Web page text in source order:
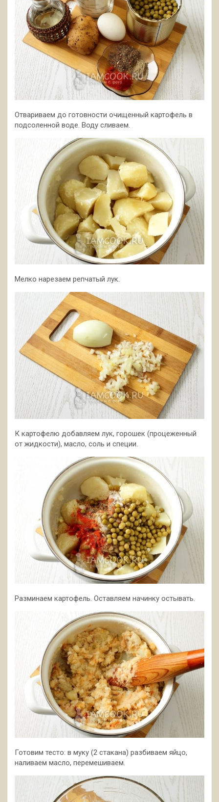
Отвариваем до готовности очищенный картофель в
подсоленной воде. Воду сливаем.
Мелко нарезаем репчатый лук.
К картофелю добавляем лук, горошек (процеженный
от жидкости), масло, соль и специи.
Разминаем картофель. Оставляем начинку остывать.
Готовим тесто: в муку (2 стакана) разбиваем яйцо,
наливаем масло, перемешиваем.